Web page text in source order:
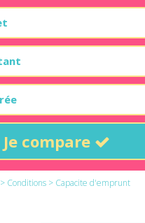
Je compare
> Conditions > Capacite d'emprunt